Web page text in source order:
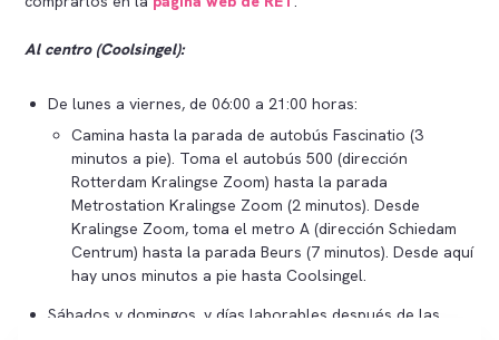
Al centro (Coolsingel):
De lunes a viernes, de 06:00 a 21:00 horas:
Camina hasta la parada de autobús Fascinatio (3
minutos a pie). Toma el autobús 500 (dirección
Rotterdam Kralingse Zoom) hasta la parada
Metrostation Kralingse Zoom (2 minutos). Desde
Kralingse Zoom, toma el metro A (dirección Schiedam
Centrum) hasta la parada Beurs (7 minutos). Desde aquí
hay unos minutos a pie hasta Coolsingel.
Sábados y domingos, y días laborables después de las